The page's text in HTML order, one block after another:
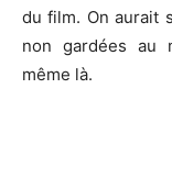
du film. On aurait
non gardées au
même là.